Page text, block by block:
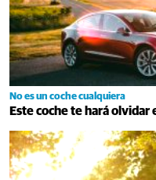
No es un coche cualquiera
Este coche te hará olvidar